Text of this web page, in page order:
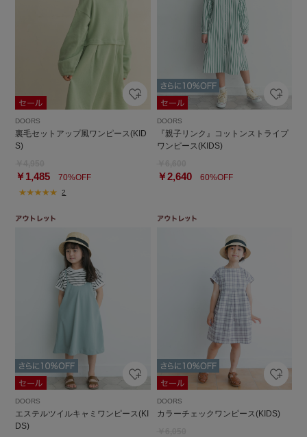
DOORS
裏毛セットアップ風ワンピース(KID
S)
￥1,485 70%OFF
2
DOORS
『親子リンク』コットンストライプ
ワンピース(KIDS)
￥2,64060%OFF
DOORS
エステルツイルキャミワンピース(KI
DS)
DOORS
カラーチェックワンピース(KIDS)